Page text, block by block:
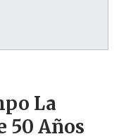
La
50 Años